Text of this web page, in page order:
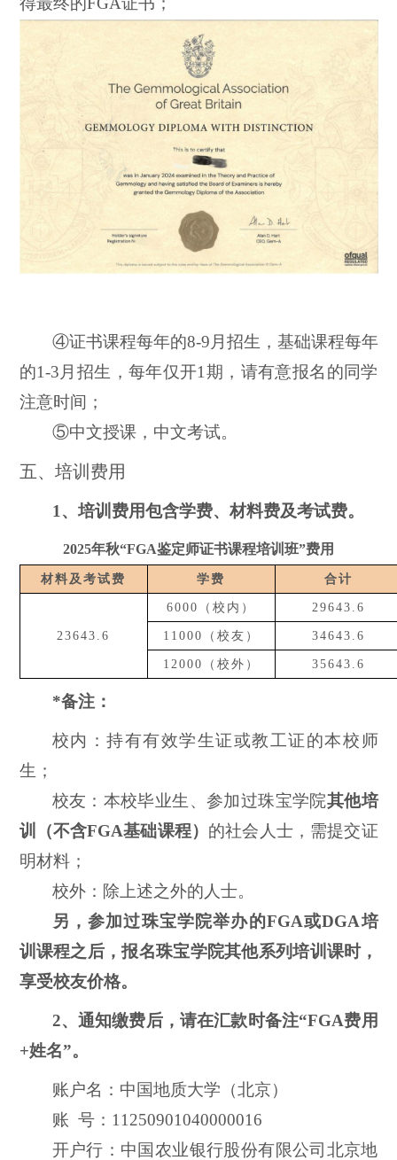
④证书课程每年的8-9月招生，基础课程每年
的1-3月招生，每年仅开1期，请有意报名的同学
注意时间；
⑤中文授课，中文考试。
五、培训费用
1、培训费用包含学费、材料费及考试费。
2025年秋“FGA鉴定师证书课程培训班”费用
材料及考试费 学费 合计
23643.6
6000 （校内） 29643.6
11000（校友） 34643.6
1 2 000（校外） 35643.6
*备注：
校内：持有有效学生证或教工证的本校师
生；
校友：本校毕业生、参加过珠宝学院其他培
训（不含FGA基础课程） 的社会人士，需提交证
明材料；
校外：除上述之外的人士。
另，参加过珠宝学院举办的FGA或DGA培
训课程之后，报名珠宝学院其他系列培训课时，
享受校友价格。
2、通知缴费后，请在汇款时备注“FGA费用
+姓名”。
账户名：中国地质大学（北京）
账 号： 11250901040000016
开户行：中国农业银行股份有限公司北京地